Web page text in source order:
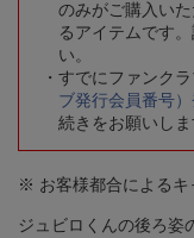
のみがご購入い
るアイテムです
い。
すでにファンクラ
ブ発行会員番号
続きをお願いしま
※ お客様都合によるキ
ジュビロくんの後ろ姿